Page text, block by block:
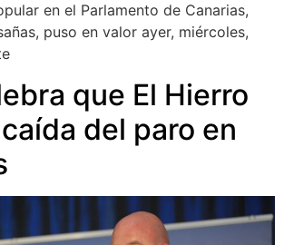
en el Parlamento de Canarias,
puso en valor ayer, miércoles,
que El Hierro
del paro en